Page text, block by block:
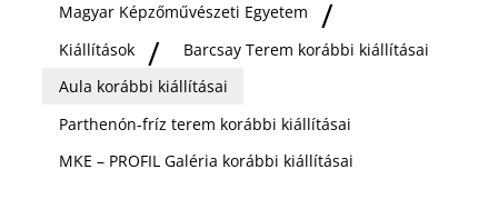
Magyar Képzőművészeti Egyetem
Kiállítások
Barcsay Terem korábbi kiállításai
Aula korábbi kiállításai
Parthenón-fríz terem korábbi kiállításai
MKE – PROFIL Galéria korábbi kiállításai